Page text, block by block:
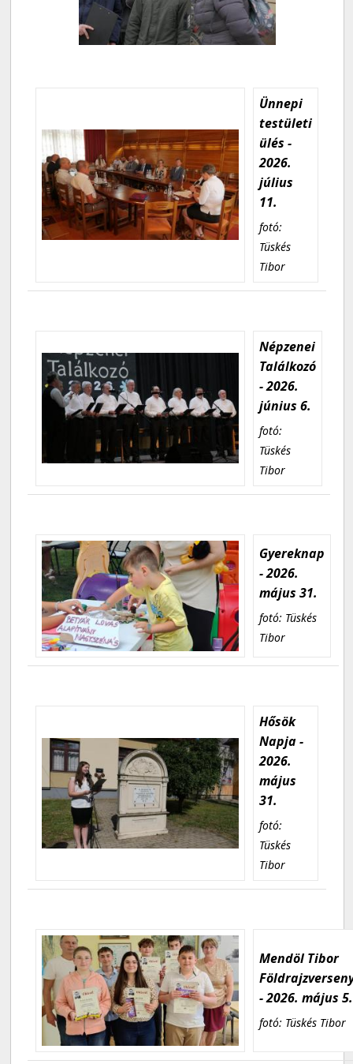
Ünnepi
testületi
ülés -
2026.
július
11.
fotó:
Tüskés
Tibor
Népzenei
Találkozó
- 2026.
június 6.
fotó:
Tüskés
Tibor
Gyereknap
- 2026.
május 31.
fotó: Tüskés
Tibor
Hősök
Napja -
2026.
május
31.
fotó:
Tüskés
Tibor
Mendöl Tibor
- 2026. május 5.
fotó: Tüskés Tibor